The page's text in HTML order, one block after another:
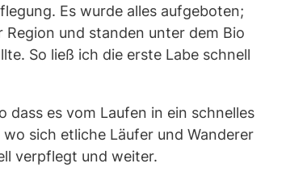
Es wurde alles aufgeboten;
Region und standen unter dem Bio
So ließ ich die erste Labe schnell
es vom Laufen in ein schnelles
sich etliche Läufer und Wanderer
verpflegt und weiter.